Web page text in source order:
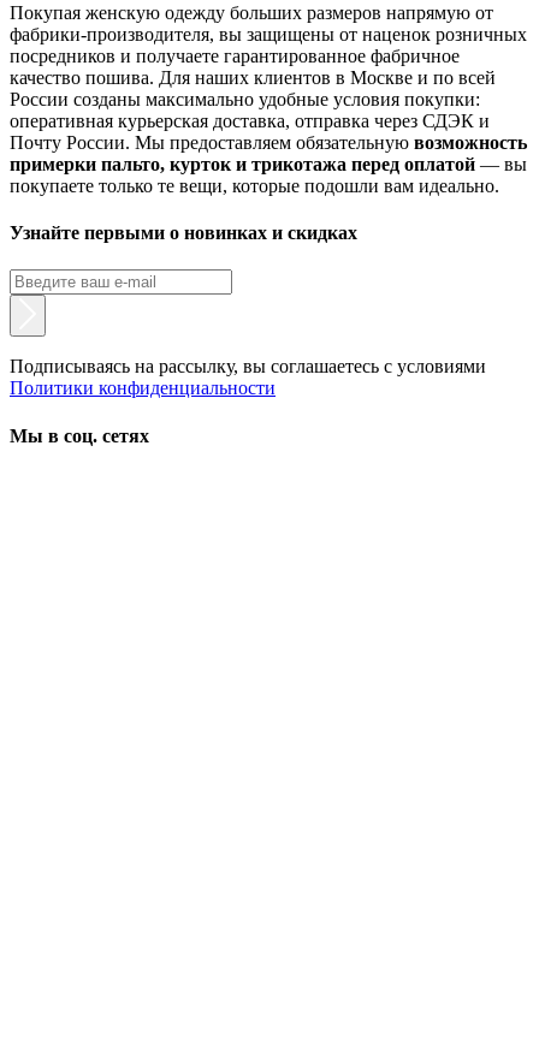
Покупая женскую одежду больших размеров напрямую от
фабрики-производителя, вы защищены от наценок розничных
посредников и получаете гарантированное фабричное
качество пошива. Для наших клиентов в Москве и по всей
России созданы максимально удобные условия покупки:
оперативная курьерская доставка, отправка через СДЭК и
Почту России. Мы предоставляем обязательную возможность
примерки пальто, курток и трикотажа перед оплатой — вы
покупаете только те вещи, которые подошли вам идеально.
Узнайте первыми о новинках и скидках
Подписываясь на рассылку, вы соглашаетесь с условиями
Политики конфиденциальности
Мы в соц. сетях